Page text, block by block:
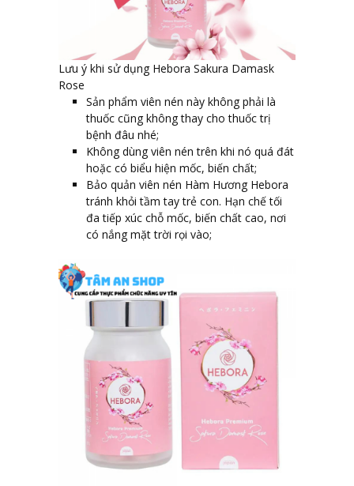
Lưu ý khi sử dụng Hebora Sakura Damask
Rose
Sản phẩm viên nén này không phải là
thuốc cũng không thay cho thuốc trị
bệnh đâu nhé;
Không dùng viên nén trên khi nó quá đát
hoặc có biểu hiện mốc, biến chất;
Bảo quản viên nén Hàm Hương Hebora
tránh khỏi tầm tay trẻ con. Hạn chế tối
đa tiếp xúc chỗ mốc, biến chất cao, nơi
có nắng mặt trời rọi vào;